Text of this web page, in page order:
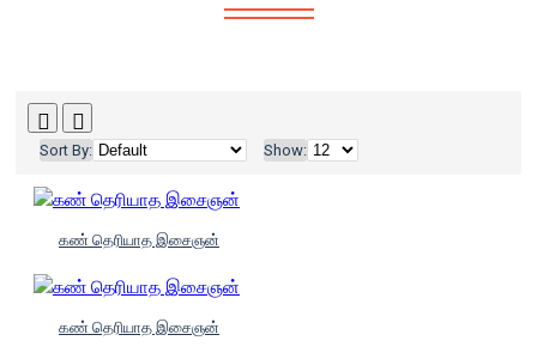
Sort By: Show:
கண் தெரியாத இசைஞன்
கண் தெரியாத இசைஞன்